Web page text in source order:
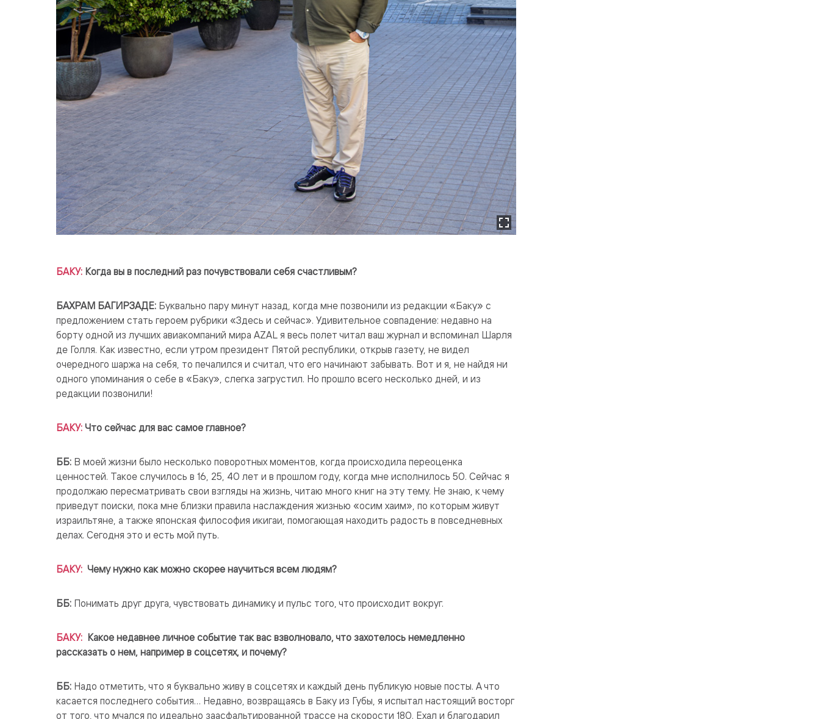
БАКУ: Когда вы в последний раз почувствовали себя счастливым?
БАХРАМ БАГИРЗАДЕ: Буквально пару минут назад, когда мне позвонили из редакции «Баку» с
предложением стать героем рубрики «Здесь и сейчас». Удивительное совпадение: недавно на
борту одной из лучших авиакомпаний мира AZAL я весь полет читал ваш журнал и вспоминал Шарля
де Голля. Как известно, если утром президент Пятой республики, открыв газету, не видел
очередного шаржа на себя, то печалился и считал, что его начинают забывать. Вот и я, не найдя ни
одного упоминания о себе в «Баку», слегка загрустил. Но прошло всего несколько дней, и из
редакции позвонили!
БАКУ: Что сейчас для вас самое главное?
ББ: В моей жизни было несколько поворотных моментов, когда происходила переоценка
ценностей. Такое случилось в 16, 25, 40 лет и в прошлом году, когда мне исполнилось 50. Сейчас я
продолжаю пересматривать свои взгляды на жизнь, читаю много книг на эту тему. Не знаю, к чему
приведут поиски, пока мне близки правила наслаждения жизнью «осим хаим», по которым живут
израильтяне, а также японская философия икигаи, помогающая находить радость в повседневных
делах. Сегодня это и есть мой путь.
БАКУ: Чему нужно как можно скорее научиться всем людям?
ББ: Понимать друг друга, чувствовать динамику и пульс того, что происходит вокруг.
БАКУ: Какое недавнее личное событие так вас взволновало, что захотелось немедленно
рассказать о нем, например в соцсетях, и почему?
ББ: Надо отметить, что я буквально живу в соцсетях и каждый день публикую новые посты. А что
касается последнего события… Недавно, возвращаясь в Баку из Губы, я испытал настоящий восторг
от того, что мчался по идеально заасфальтированной трассе на скорости 180. Ехал и благодарил